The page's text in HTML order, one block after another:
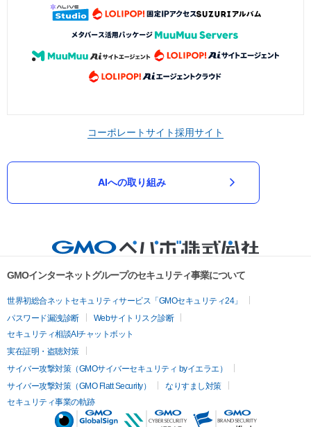
コーポレートサイト採用サイト
AIへの取り組み
GMOインターネットグループのセキュリティ事業について
世界初総合ネットセキュリティサービス「GMOセキュリティ24」
パスワード漏洩診断
Webサイトリスク診断
セキュリティ相談AIチャットボット
実在証明・盗聴対策
サイバー攻撃対策（GMOサイバーセキュリティ byイエラエ）
サイバー攻撃対策（GMO Flatt Security）
なりすまし対策
セキュリティ事業の軌跡